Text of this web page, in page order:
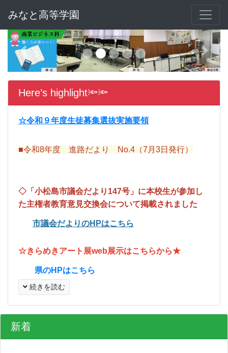
みなと高等学園
Previous Next
Here’s highlight🔦🔦
☆令和９年度生徒募集選抜実施要領
■令和8年度 進路だより No.4（7月3日発行）
◇「小松島市議会だより147号」に本校生が参加し
た主権者教育意見交換会について掲載されました
市議会だよりのHPはこちら
☆きらめきアート展web展示はこちらから★
県のHPはこちら
続きを読む
新着